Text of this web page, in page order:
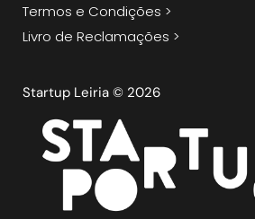
Termos e Condições >
Livro de Reclamações >
Startup Leiria © 2026